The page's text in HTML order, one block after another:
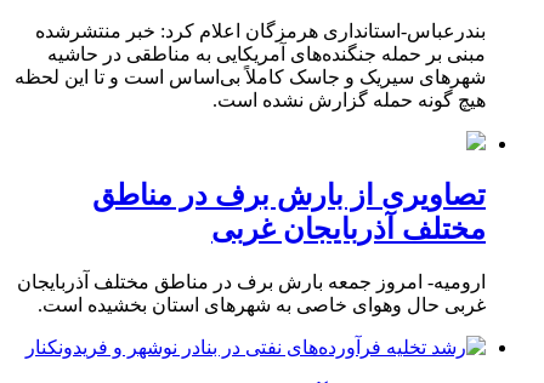
بندرعباس-استانداری هرمزگان اعلام کرد: خبر منتشرشده
مبنی بر حمله جنگنده‌های آمریکایی به مناطقی در حاشیه
شهرهای سیریک و جاسک کاملاً بی‌اساس است و تا این لحظه
هیچ گونه حمله گزارش نشده است.
تصاویری از بارش برف در مناطق
مختلف آذربایجان غربی
ارومیه- امروز جمعه بارش برف در مناطق مختلف آذربایجان
غربی حال وهوای خاصی به شهرهای استان بخشیده است.